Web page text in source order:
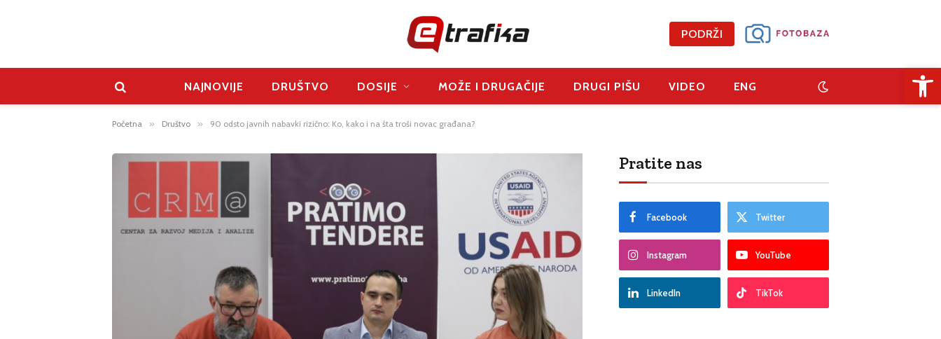
PODRŽI
NAJNOVIJE DRUŠTVO DOSIJE MOŽE I DRUGAČIJE DRUGI PIŠU VIDEO ENG
Početna » Društvo » 90 odsto javnih nabavki rizično: Ko, kako i na šta troši novac građana?
Pratite nas
Facebook Twitter
Instagram YouTube
LinkedIn TikTok